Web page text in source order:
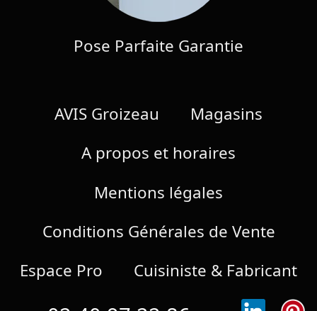
Pose Parfaite Garantie
AVIS Groizeau
Magasins
A propos et horaires
Mentions légales
Conditions Générales de Vente
Espace Pro
Cuisiniste & Fabricant